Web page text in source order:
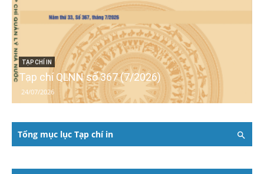
TẠP CHÍ IN
Tạp chí QLNN số 367 (7/2026)
24/07/2026
Tổng mục lục Tạp chí in